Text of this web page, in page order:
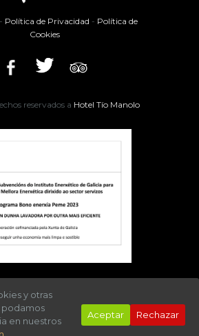
- Política de Privacidad - Política de
Cookies
reservados a Hotel Tío Manolo
y otras
en nuestros
Aceptar Rechazar